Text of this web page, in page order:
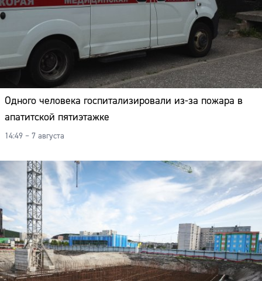
Одного человека госпитализировали из-за пожара в
апатитской пятиэтажке
14:49 – 7 августа